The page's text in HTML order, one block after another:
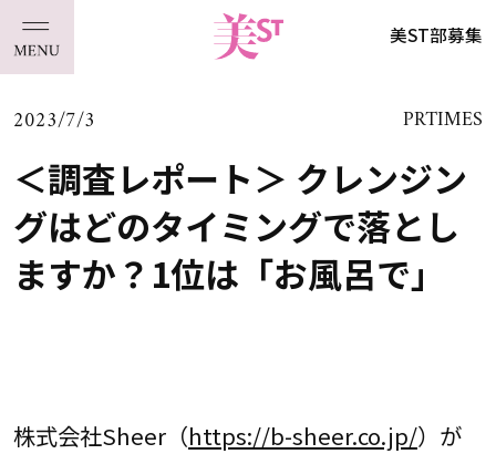
美ST部募集
2023/7/3 PRTIMES
＜調査レポート＞ クレンジン
グはどのタイミングで落とし
ますか？1位は「お風呂で」
株式会社Sheer（https://b-sheer.co.jp/）が